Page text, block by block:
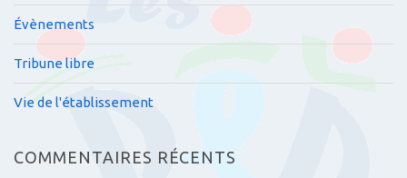
Évènements
Tribune libre
Vie de l'établissement
COMMENTAIRES RÉCENTS